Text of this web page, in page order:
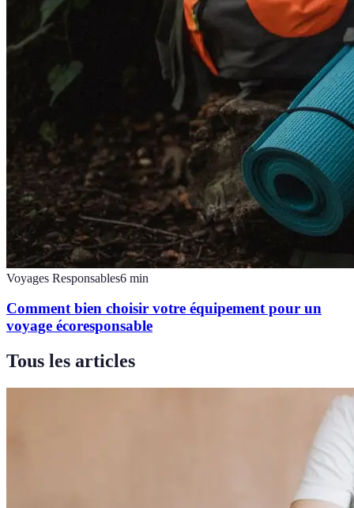
Voyages Responsables6 min
Comment bien choisir votre équipement pour un
voyage écoresponsable
Tous les articles